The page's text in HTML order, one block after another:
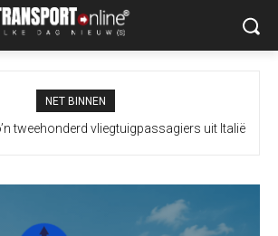
NET BINNEN
tweehonderd vliegtuigpassagiers uit Italië